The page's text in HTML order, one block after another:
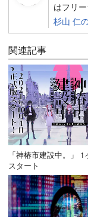
はフリ
杉山 仁
関連記事
「神椿市建設中。」
スタート